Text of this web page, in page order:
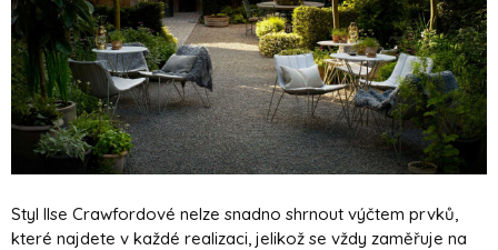
Styl Ilse Crawfordové nelze snadno shrnout výčtem prvků,
které najdete v každé realizaci, jelikož se vždy zaměřuje na